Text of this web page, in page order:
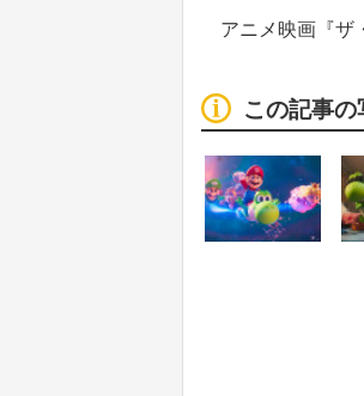
アニメ映画『ザ
この記事